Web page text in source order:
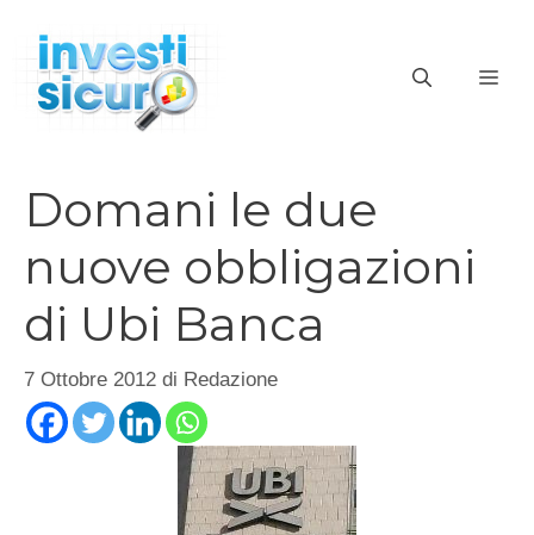
contenuto
Domani le due
nuove obbligazioni
di Ubi Banca
7 Ottobre 2012 di Redazione